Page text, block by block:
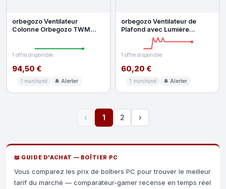
orbegozo Ventilateur
Colonne Orbegozo TWM
1 offre disponible
94,50 €
1 marchand 🔔 Alerter
orbegozo Ventilateur de
Plafond avec Lumière
Orbegozo CP 15076 B 50W
80cm 3 Vite
1 offre disponible
60,20 €
1 marchand 🔔 Alerter
‹ 1 2 ›
📖 GUIDE D'ACHAT — BOÎTIER PC
Vous comparez les prix de boîtiers PC pour trouver le meilleur
tarif du marché — comparateur-gamer recense en temps réel